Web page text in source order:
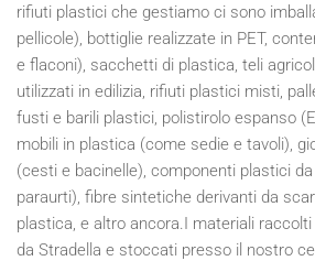
rifiuti plastici che gestiamo ci sono
pellicole), bottiglie realizzate in PET,
e flaconi), sacchetti di plastica, teli
utilizzati in edilizia, rifiuti plastici misti,
fusti e barili plastici, polistirolo espanso
mobili in plastica (come sedie e tavoli),
(cesti e bacinelle), componenti plastici
paraurti), fibre sintetiche derivanti da
plastica, e altro ancora.I materiali
da Stradella e stoccati presso il nostro